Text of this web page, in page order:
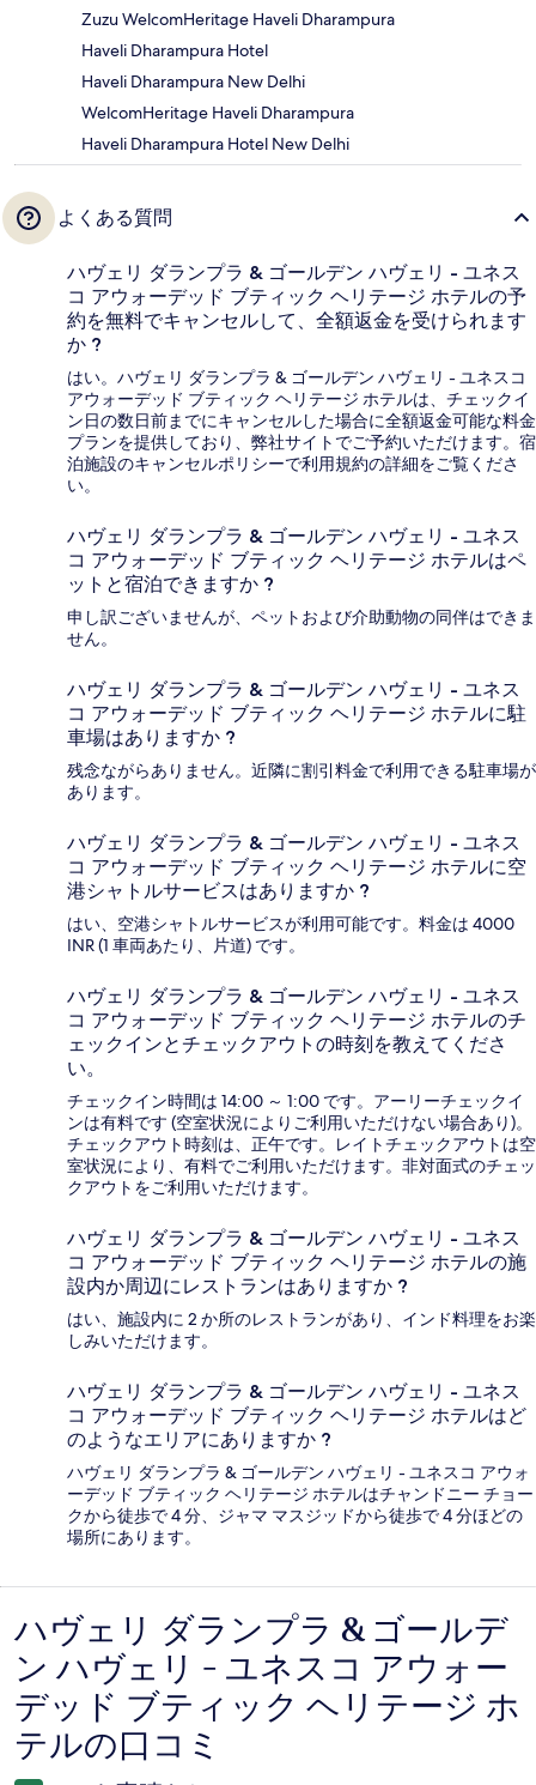
Zuzu WelcomHeritage Haveli Dharampura
Haveli Dharampura Hotel
Haveli Dharampura New Delhi
WelcomHeritage Haveli Dharampura
Haveli Dharampura Hotel New Delhi
よくある質問
ハヴェリ ダランプラ & ゴールデン ハヴェリ - ユネス
コ アウォーデッド ブティック ヘリテージ ホテルの予
約を無料でキャンセルして、全額返金を受けられます
か ?
はい。ハヴェリ ダランプラ & ゴールデン ハヴェリ - ユネスコ
アウォーデッド ブティック ヘリテージ ホテルは、チェックイ
ン日の数日前までにキャンセルした場合に全額返金可能な料金
プランを提供しており、弊社サイトでご予約いただけます。宿
泊施設のキャンセルポリシーで利用規約の詳細をご覧くださ
い。
ハヴェリ ダランプラ & ゴールデン ハヴェリ - ユネス
コ アウォーデッド ブティック ヘリテージ ホテルはペ
ットと宿泊できますか ?
申し訳ございませんが、ペットおよび介助動物の同伴はできま
せん。
ハヴェリ ダランプラ & ゴールデン ハヴェリ - ユネス
コ アウォーデッド ブティック ヘリテージ ホテルに駐
車場はありますか ?
残念ながらありません。近隣に割引料金で利用できる駐車場が
あります。
ハヴェリ ダランプラ & ゴールデン ハヴェリ - ユネス
コ アウォーデッド ブティック ヘリテージ ホテルに空
港シャトルサービスはありますか ?
はい、空港シャトルサービスが利用可能です。料金は 4000
INR (1 車両あたり、片道) です。
ハヴェリ ダランプラ & ゴールデン ハヴェリ - ユネス
コ アウォーデッド ブティック ヘリテージ ホテルのチ
ェックインとチェックアウトの時刻を教えてくださ
い。
チェックイン時間は 14:00 ～ 1:00 です。アーリーチェックイ
ンは有料です (空室状況によりご利用いただけない場合あり)。
チェックアウト時刻は、正午です。レイトチェックアウトは空
室状況により、有料でご利用いただけます。非対面式のチェッ
クアウトをご利用いただけます。
ハヴェリ ダランプラ & ゴールデン ハヴェリ - ユネス
コ アウォーデッド ブティック ヘリテージ ホテルの施
設内か周辺にレストランはありますか ?
はい、施設内に 2 か所のレストランがあり、インド料理をお楽
しみいただけます。
ハヴェリ ダランプラ & ゴールデン ハヴェリ - ユネス
コ アウォーデッド ブティック ヘリテージ ホテルはど
のようなエリアにありますか ?
ハヴェリ ダランプラ & ゴールデン ハヴェリ - ユネスコ アウォ
ーデッド ブティック ヘリテージ ホテルはチャンドニー チョー
クから徒歩で 4 分、ジャマ マスジッドから徒歩で 4 分ほどの
場所にあります。
口
コ
ミ
ハヴェリ ダランプラ & ゴールデ
ン ハヴェリ - ユネスコ アウォー
デッド ブティック ヘリテージ ホ
テルの口コミ